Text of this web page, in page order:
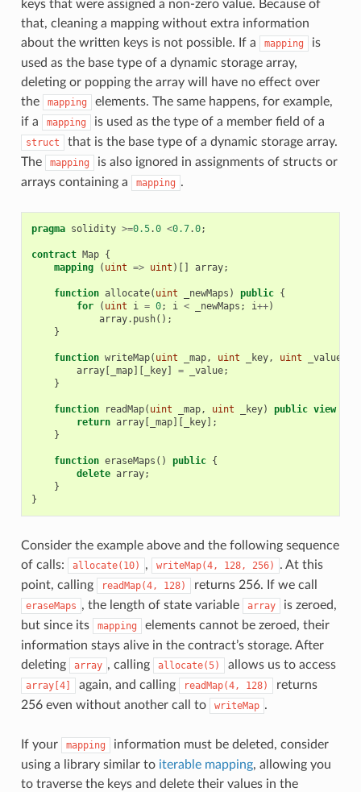
keys that were assigned a non-zero value. Because of
that, cleaning a mapping without extra information
about the written keys is not possible. If a
mapping
is
used as the base type of a dynamic storage array,
deleting or popping the array will have no effect over
the
mapping
elements. The same happens, for example,
if a
mapping is used as the type of a member field of a
struct
that is the base type of a dynamic storage array.
The
mapping
is also ignored in assignments of structs or
arrays containing a
mapping .
pragma solidity >=0.5.0 <0.7.0;
contract Map {
mapping
( uint => uint )[] array;
function allocate( uint _newMaps ) public {
for
( uint i = 0; i < _newMaps ; i++)
array. push();
}
function writeMap( uint _map, uint _key, uint _value
array[ _map][ _key] = _value;
}
function readMap( uint _map, uint _key) public view
return array[ _map][ _key];
}
function eraseMaps () public {
delete array;
}
}
Consider the example above and the following sequence
of calls:
allocate(10) , writeMap(4, 128, 256)
. At this
point, calling
readMap(4, 128) returns 256. If we call
eraseMaps , the length of state variable array
is zeroed,
but since its
mapping
elements cannot be zeroed, their
information stays alive in the contract’s storage. After
deleting
array , calling allocate(5) allows us to access
array[4] again, and calling readMap(4, 128)
returns
256 even without another call to
writeMap .
If your mapping
information must be deleted, consider
using a library similar to iterable mapping, allowing you
to traverse the keys and delete their values in the